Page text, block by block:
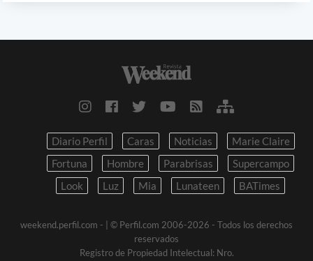
Diario Perfil Caras Noticias
Marie Claire
Fortuna
Hombre Parabrisas
Supercampo
Look
Luz Mia Lunateen BATimes
weekend.perfil.com -
| © Perfil.com 2006-2026 - Todos los derechos
reservados
Registro de Propiedad Intelectual: Nro.